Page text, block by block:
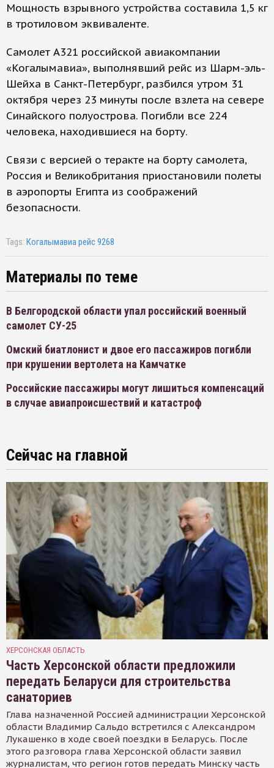
Мощность взрывного устройства составила 1,5 кг
в тротиловом эквиваленте.
Самолет А321 российской авиакомпании
«Когалымавиа», выполнявший рейс из Шарм-эль-
Шейха в Санкт-Петербург, разбился утром 31
октября через 23 минуты после взлета на севере
Синайского полуострова. Погибли все 224
человека, находившиеся на борту.
Связи с версией о теракте на борту самолета,
Россия и Великобритания приостановили полеты
в аэропорты Египта из соображений
безопасности.
Tags: Когалымавиа рейс 9268
Материалы по теме
В Белгородской области упал российский военный
самолет СУ-25
Омский биатлонист и двое его пассажиров погибли
при крушении вертолета на Камчатке
Российские пассажиры могут лишиться компенсаций
в случае авиапроисшествий и катастроф
Сейчас на главной
ХЕРСОНСКАЯ ОБЛАСТЬ
Часть Херсонской области предложили
передать Беларуси для строительства
санаториев
Глава назначенной Россией администрации Херсонской
области Владимир Сальдо встретился с Александром
Лукашенко в ходе своей поездки в Беларусь. После
этого разговора глава Херсонской области заявил
журналистам, что регион готов передать Минску часть